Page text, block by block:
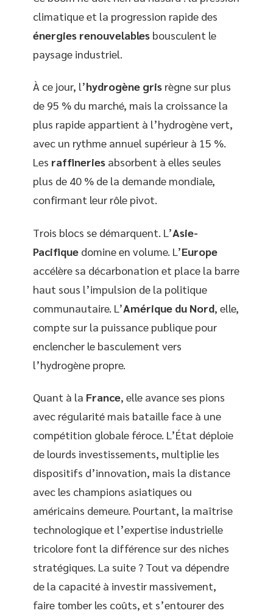
climatique et la progression rapide des
énergies renouvelables bousculent le
paysage industriel.
À ce jour, l’hydrogène gris règne sur plus
de 95 % du marché, mais la croissance la
plus rapide appartient à l’hydrogène vert,
avec un rythme annuel supérieur à 15 %.
Les raffineries absorbent à elles seules
plus de 40 % de la demande mondiale,
confirmant leur rôle pivot.
Trois blocs se démarquent. L’Asie-
Pacifique domine en volume. L’Europe
accélère sa décarbonation et place la barre
haut sous l’impulsion de la politique
communautaire. L’Amérique du Nord, elle,
compte sur la puissance publique pour
enclencher le basculement vers
l’hydrogène propre.
Quant à la France, elle avance ses pions
avec régularité mais bataille face à une
compétition globale féroce. L’État déploie
de lourds investissements, multiplie les
dispositifs d’innovation, mais la distance
avec les champions asiatiques ou
américains demeure. Pourtant, la maîtrise
technologique et l’expertise industrielle
tricolore font la différence sur des niches
stratégiques. La suite ? Tout va dépendre
de la capacité à investir massivement,
faire tomber les coûts, et s’entourer des